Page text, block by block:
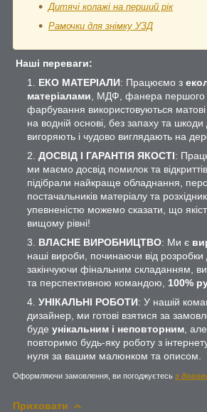
Дитячі колажі на перший рік
Рамочки для знімку УЗД
Наші переваги:
ЕКО МАТЕРІАЛИ: Працюємо з
матеріалами , МДФ, фанера першого
фарбування використовуються
на водній основі, без запаху та шкоди
вигоряють і чудово виглядають на
ДОСВІД І ГАРАНТІЯ ЯКОСТІ:
ми маємо досвід помилок та
підібрали найкраще обладнання,
постачальників матеріалу та
упевненістю можемо сказати, що
вищому рівні!
ВЛАСНЕ ВИРОБНИЦТВО: Ми є
наші вироби, починаючи від розробки
закінчуючи фінальним складанням,
та перспективною командою, 100%
УНІКАЛЬНІ РОБОТИ: У нашій
дизайнер, ми готові взятися за
буде унікальним і неповторним ,
повторимо будь-яку роботу з
нуля за вашим малюнком та описом.
Оформляючи замовлення, ви погоджуєтесь з
Приховати